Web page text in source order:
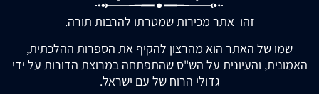
זהו אתר מכירות שמטרתו להרבות תורה.
שמו של האתר הוא מהרצון להקיף את הספרות ההלכתית,
האמונית, והעיונית על הש"ס שהתפתחה במרוצת הדורות על ידי
גדולי הרוח של עם ישראל.